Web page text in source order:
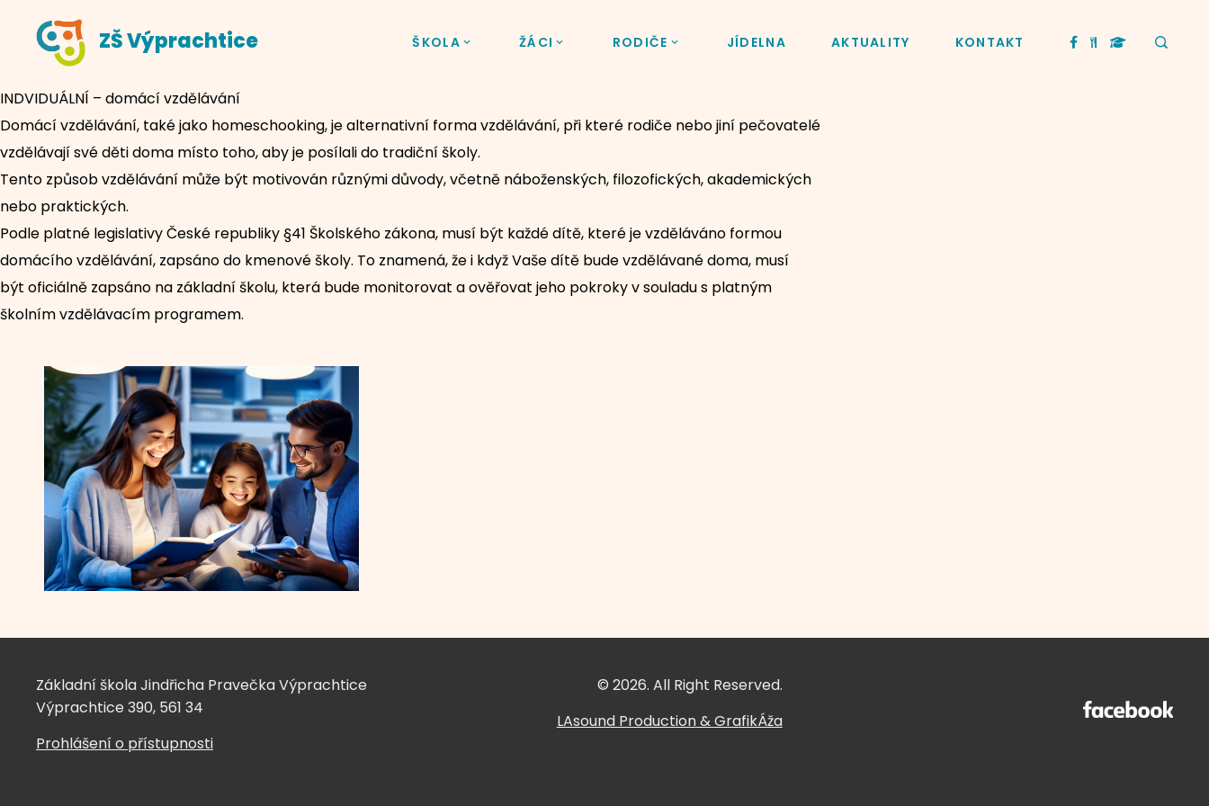
content
ZŠ Výprachtice ŠKOLA ŽÁCI RODIČE JÍDELNA AKTUALITY KONTAKT
INDVIDUÁLNÍ – domácí vzdělávání
Domácí vzdělávání, také jako homeschooking, je alternativní forma vzdělávání, při které rodiče nebo jiní pečovatelé
vzdělávají své děti doma místo toho, aby je posílali do tradiční školy.
Tento způsob vzdělávání může být motivován různými důvody, včetně náboženských, filozofických, akademických
nebo praktických.
Podle platné legislativy České republiky §41 Školského zákona, musí být každé dítě, které je vzděláváno formou
domácího vzdělávání, zapsáno do kmenové školy. To znamená, že i když Vaše dítě bude vzdělávané doma, musí
být oficiálně zapsáno na základní školu, která bude monitorovat a ověřovat jeho pokroky v souladu s platným
školním vzdělávacím programem.
Základní škola Jindřicha Pravečka Výprachtice
Výprachtice 390, 561 34
Prohlášení o přístupnosti
© 2026. All Right Reserved.
LAsound Production&GrafikÁža